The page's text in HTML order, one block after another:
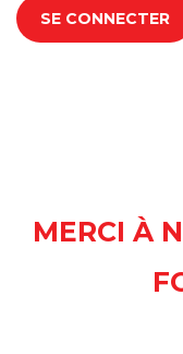
MERCI À